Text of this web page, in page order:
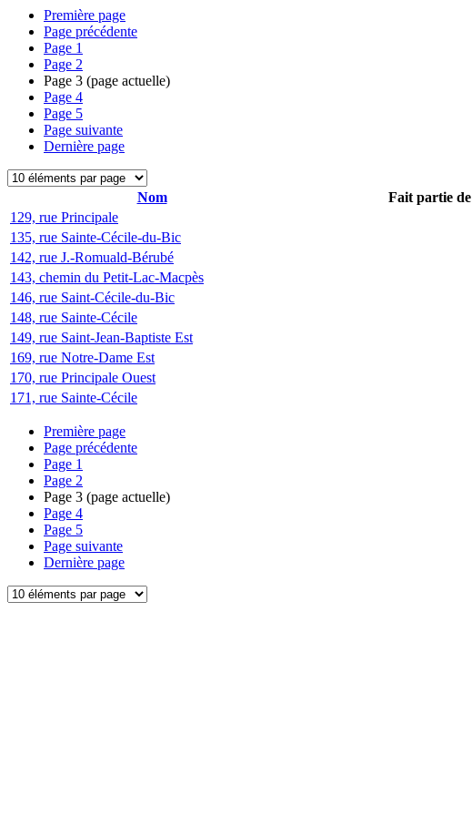
Première page
Page précédente
Page 1
Page 2
Page 3 (page actuelle)
Page 4
Page 5
Page suivante
Dernière page
Nom Fait partie de
129, rue Principale
135, rue Sainte-Cécile-du-Bic
142, rue J.-Romuald-Bérubé
143, chemin du Petit-Lac-Macpès
146, rue Saint-Cécile-du-Bic
148, rue Sainte-Cécile
149, rue Saint-Jean-Baptiste Est
169, rue Notre-Dame Est
170, rue Principale Ouest
171, rue Sainte-Cécile
Première page
Page précédente
Page 1
Page 2
Page 3 (page actuelle)
Page 4
Page 5
Page suivante
Dernière page